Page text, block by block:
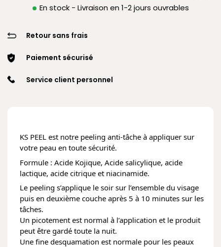
En stock - Livraison en 1-2 jours ouvrables
Retour sans frais
Paiement sécurisé
Service client personnel
KS PEEL est notre peeling anti-tâche à appliquer sur
votre peau en toute sécurité.
Formule : Acide Kojique, Acide salicylique, acide
lactique, acide citrique et niacinamide.
Le peeling s’applique le soir sur l’ensemble du visage
puis en deuxième couche après 5 à 10 minutes sur les
tâches.
Un picotement est normal à l’application et le produit
peut être gardé toute la nuit.
Une fine desquamation est normale pour les peaux